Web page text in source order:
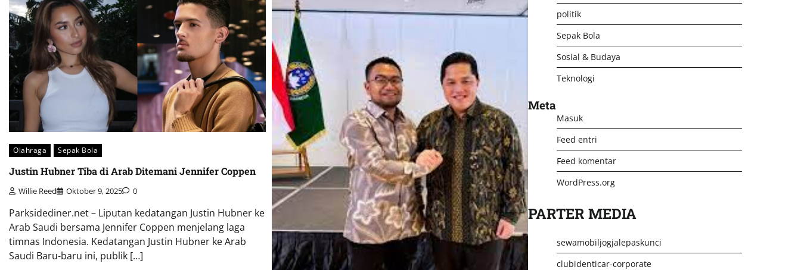
Olahraga Sepak Bola
Justin Hubner Tiba di Arab Ditemani Jennifer Coppen
Willie Reed Oktober 9, 2025 0
Parksidediner.net – Liputan kedatangan Justin Hubner ke
Arab Saudi bersama Jennifer Coppen menjelang laga
timnas Indonesia. Kedatangan Justin Hubner ke Arab
Saudi Baru-baru ini, publik […]
politik
Sepak Bola
Sosial & Budaya
Teknologi
Meta
Masuk
Feed entri
Feed komentar
WordPress.org
PARTER MEDIA
sewamobiljogjalepaskunci
clubidenticar-corporate